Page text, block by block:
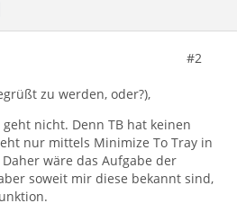
#2
zu werden, oder?),
nicht. Denn TB hat keinen
nur mittels Minimize To Tray in
wäre das Aufgabe der
soweit mir diese bekannt sind,